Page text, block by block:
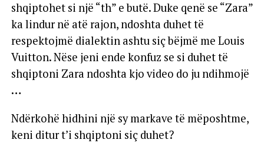
shqiptohet si një “th” e butë. Duke qenë se “Zara”
ka lindur në atë rajon, ndoshta duhet të
respektojmë dialektin ashtu siç bëjmë me Louis
Vuitton. Nëse jeni ende konfuz se si duhet të
shqiptoni Zara ndoshta kjo video do ju ndihmojë
…
Ndërkohë hidhini një sy markave të mëposhtme,
keni ditur t’i shqiptoni siç duhet?